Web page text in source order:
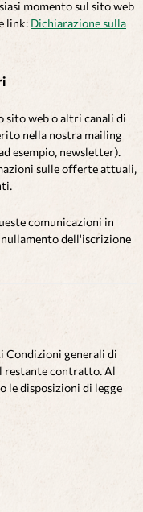
momento sul sito web
link: Dichiarazione sulla
web o altri canali di
nella nostra mailing
esempio, newsletter).
sulle offerte attuali,
comunicazioni in
dell'iscrizione
Condizioni generali di
restante contratto. Al
le disposizioni di legge